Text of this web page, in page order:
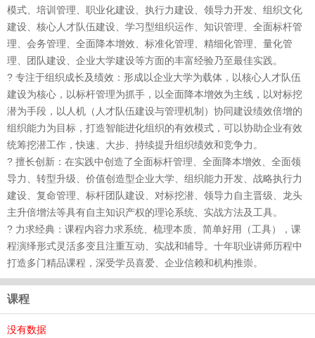
模式、培训管理、职业化建设、执行力建设、领导力开发、组织文化
建设、核心人才队伍建设、学习型组织运作、知识管理、全面标杆管
理、会务管理、全面降本增效、标准化管理、精细化管理、量化管
理、团队建设、企业大学建设等方面的丰富经验乃至最佳实践。
? 专注于组织成长及绩效：形成以企业大学为载体，以核心人才队伍
建设为核心，以标杆管理为抓手，以全面降本增效为主线，以对标挖
潜为手段，以人机（人才队伍建设与管理机制）协同建设绩效倍增的
组织能力为目标，打造智能进化组织的有效模式，可以协助企业有效
统筹挖潜工作，快速、大步、持续提升组织绩效和竞争力。
? 擅长创新：在实践中创造了全面标杆管理、全面降本增效、全面领
导力、转型升级、价值创造型企业大学、组织能力开发、战略执行力
建设、复命管理、标杆团队建设、对标挖潜、领导力自主晋级、龙头
主升倍增法等具有自主知识产权的理论系统、实战方法及工具。
? 力求经典：课程内容力求系统、梳理本质、简单好用（工具），课
程演绎形式灵活多变且注重互动、实战和辅导。十年职业讲师历程中
打造多门精品课程，深受学员喜爱、企业信赖和机构推崇。
课程
没有数据